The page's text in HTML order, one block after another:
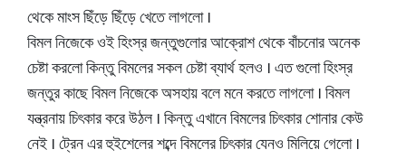
থেকে মাংস ছিঁড়ে ছিঁড়ে খেতে লাগলো ।
বিমল নিজেকে ওই হিংস্র জন্তুগুলোর আক্রোশ থেকে বাঁচনোর অনেক
চেষ্টা করলো কিন্তু বিমলের সকল চেষ্টা ব্যার্থ হলও । এত গুলো হিংস্র
জন্তুর কাছে বিমল নিজেকে অসহায় বলে মনে করতে লাগলো । বিমল
যন্ত্রনায় চিৎকার করে উঠল । কিন্তু এখানে বিমলের চিৎকার শোনার কেউ
নেই । ট্রেন এর হুইশেলের শব্দে বিমলের চিৎকার যেনও মিলিয়ে গেলো ।